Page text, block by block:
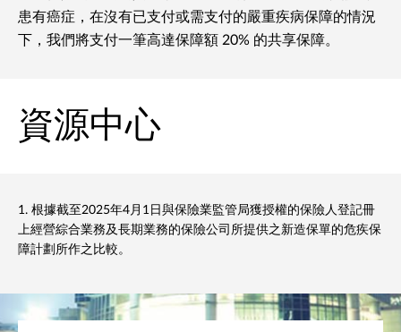
患有癌症，在沒有已支付或需支付的嚴重疾病保障的情況
下，我們將支付一筆高達保障額 20% 的共享保障。
資源中心
1. 根據截至2025年4月1日與保險業監管局獲授權的保險人登記冊
上經營綜合業務及長期業務的保險公司所提供之新造保單的危疾保
障計劃所作之比較。